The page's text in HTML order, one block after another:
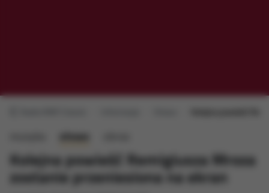
słowo
Kolejna powieść Remigiusza Mroza
zostanie przeniesiona na ekran